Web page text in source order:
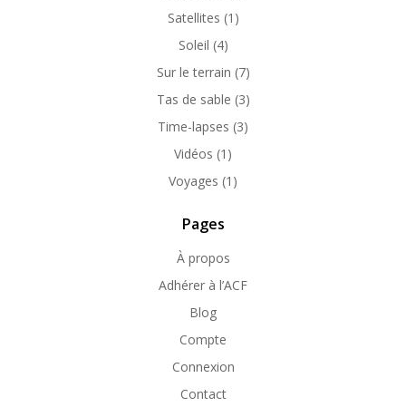
Satellites (1)
Soleil (4)
Sur le terrain (7)
Tas de sable (3)
Time-lapses (3)
Vidéos (1)
Voyages (1)
Pages
À propos
Adhérer à l’ACF
Blog
Compte
Connexion
Contact